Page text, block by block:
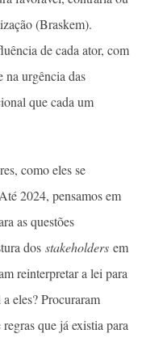
(Braskem).
de cada ator, com
na urgência das
que cada um
como eles se
2024, pensamos em
as questões
dos stakeholders em
reinterpretar a lei para
eles? Procuraram
que já existia para